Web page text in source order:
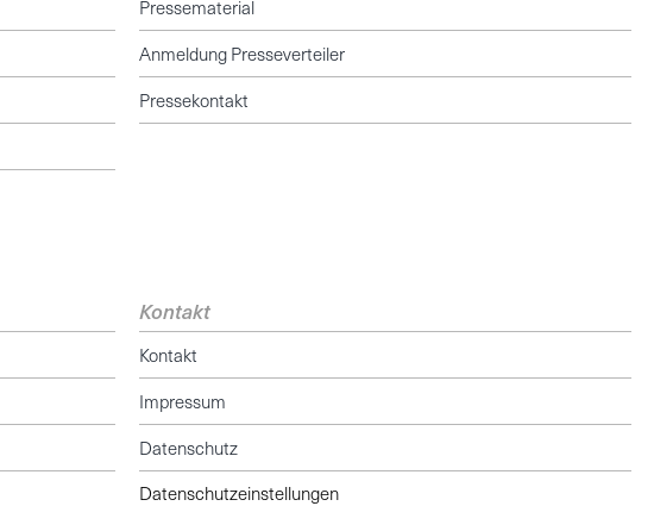
Pressematerial
Anmeldung Presseverteiler
Pressekontakt
Kontakt
Kontakt
Impressum
Datenschutz
Datenschutzeinstellungen